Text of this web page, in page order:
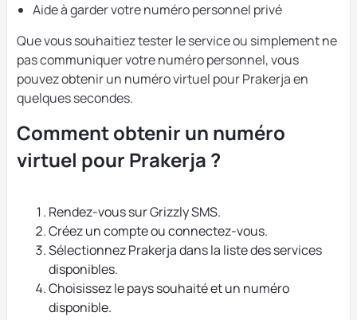
Aide à garder votre numéro personnel privé
Que vous souhaitiez tester le service ou simplement ne
pas communiquer votre numéro personnel, vous
pouvez obtenir un numéro virtuel pour Prakerja en
quelques secondes.
Comment obtenir un numéro
virtuel pour Prakerja ?
Rendez-vous sur Grizzly SMS.
Créez un compte ou connectez-vous.
Sélectionnez Prakerja dans la liste des services
disponibles.
Choisissez le pays souhaité et un numéro
disponible.